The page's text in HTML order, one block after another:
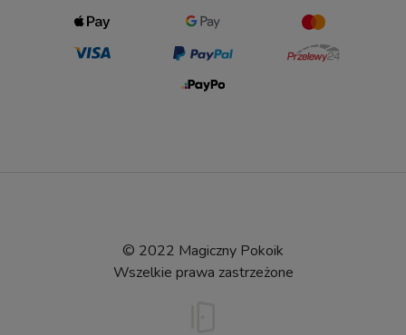
© 2022 Magiczny Pokoik
Wszelkie prawa zastrzeżone